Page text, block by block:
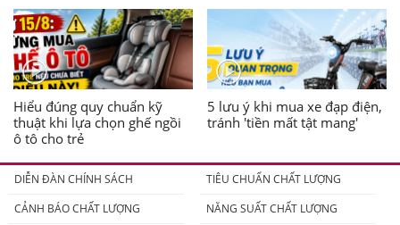
Hiểu đúng quy chuẩn kỹ
thuật khi lựa chọn ghế ngồi
ô tô cho trẻ
5 lưu ý khi mua xe đạp điện,
tránh 'tiền mất tật mang'
DIỄN ĐÀN CHÍNH SÁCH
TIÊU CHUẨN CHẤT LƯỢNG
CẢNH BÁO CHẤT LƯỢNG
NĂNG SUẤT CHẤT LƯỢNG